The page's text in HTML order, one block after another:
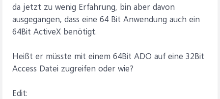
da jetzt zu wenig Erfahrung, bin aber davon
ausgegangen, dass eine 64 Bit Anwendung auch ein
64Bit ActiveX benötigt.
Heißt er müsste mit einem 64Bit ADO auf eine 32Bit
Access Datei zugreifen oder wie?
Edit: